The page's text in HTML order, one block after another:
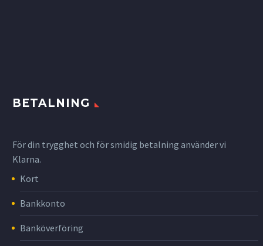
BETALNING
För din trygghet och för smidig betalning använder vi
Klarna.
Kort
Bankkonto
Banköverföring